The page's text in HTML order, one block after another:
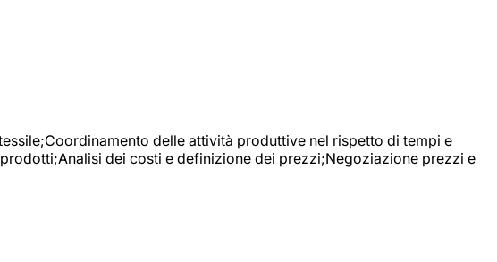
delle attività produttive nel rispetto di tempi e
dei costi e definizione dei prezzi;Negoziazione prezzi e